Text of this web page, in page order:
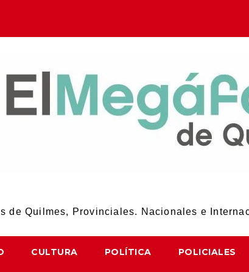
de Quilmes, Provinciales. Nacionales e
CULTURA POLÍTICA POLICIALES